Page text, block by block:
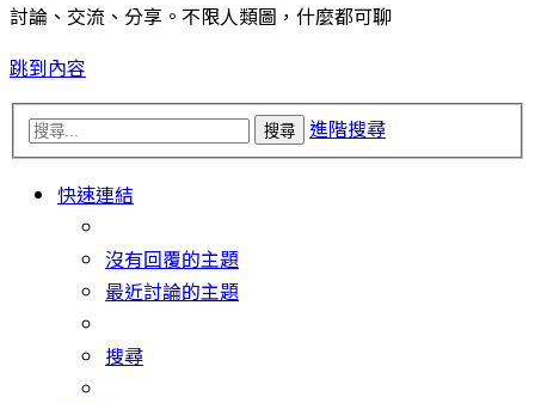
討論、交流、分享。不限人類圖，什麼都可聊
跳到內容
搜尋 進階搜尋
快速連結
沒有回覆的主題
最近討論的主題
搜尋